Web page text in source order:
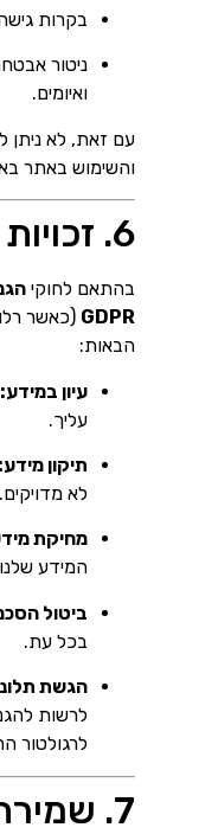
בקרות
ניטור
ואיומים.
עם זאת, לא
והשימוש באתר
6. זכויות המשתמש
בהתאם לחוקי
GDPR (כאשר
הבאות:
עיון במידע:
עליך.
תיקון מידע:
לא מדויקים.
מחיקת
המידע
ביטול
בכל עת.
הגשת
לרשות
לרגולטור
7. שמירת מידע